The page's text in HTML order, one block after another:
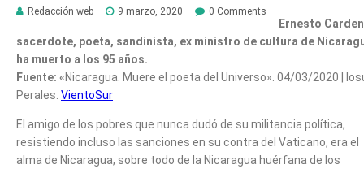
Redacción web 9 marzo, 2020 0 Comments
Ernesto
sacerdote, poeta, sandinista, ex ministro de cultura de
ha muerto a los 95 años.
Fuente: «Nicaragua. Muere el poeta del Universo». 04/03/2020 |
Perales. VientoSur
El amigo de los pobres que nunca dudó de su militancia política,
resistiendo incluso las sanciones en su contra del Vaticano, era el
alma de Nicaragua, sobre todo de la Nicaragua huérfana de los